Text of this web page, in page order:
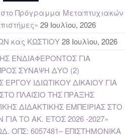
Πρόγραμμα Μεταπτυχιακών
29 Ιουλίου, 2026
κας ΚΩΣΤΙΟΥ28 Ιουλίου, 2026
ΕΝΔΙΑΦΕΡΟΝΤΟΣ ΓΙΑ
ΣΥΝΑΨΗ ΔΥΟ (2)
ΙΔΙΩΤΙΚΟΥ ΔΙΚΑΙΟΥ ΓΙΑ
ΠΛΑΙΣΙΟ ΤΗΣ ΠΡΑΞΗΣ
ΔΙΔΑΚΤΙΚΗΣ ΕΜΠΕΙΡΙΑΣ ΣΤΟ
ΤΟ ΑΚ. ΕΤΟΣ 2026 -2027»
ΟΠΣ: 6057481– ΕΠΙΣΤΗΜΟΝΙΚΑ